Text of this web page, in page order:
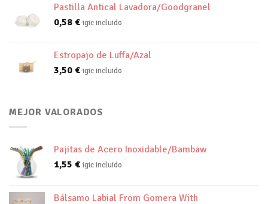
Pastilla Antical Lavadora/Goodgranel
0,58 € igic incluido
Estropajo de Luffa/Azal
3,50 € igic incluido
MEJOR VALORADOS
Pajitas de Acero Inoxidable/Bambaw
1,55 € igic incluido
Bálsamo Labial From Gomera With